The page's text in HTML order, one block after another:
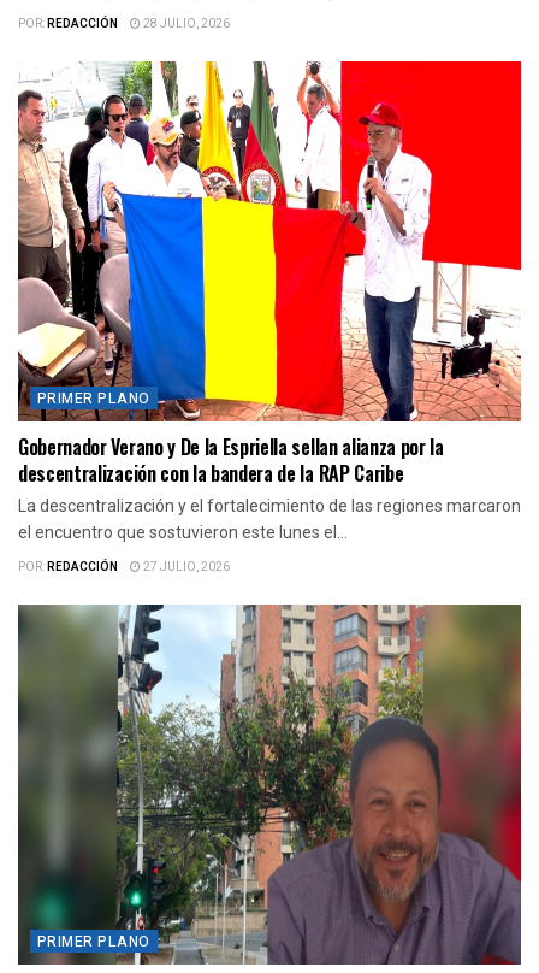
POR:REDACCIÓN 28 JULIO, 2026
PRIMER PLANO
Gobernador Verano y De la Espriella sellan alianza por la
descentralización con la bandera de la RAP Caribe
La descentralización y el fortalecimiento de las regiones marcaron
el encuentro que sostuvieron este lunes el...
POR:REDACCIÓN 27 JULIO, 2026
PRIMER PLANO